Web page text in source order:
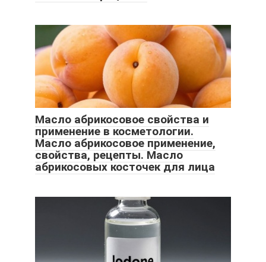
Масло абрикосовое свойства и
применение в косметологии.
Масло абрикосовое применение,
свойства, рецепты. Масло
абрикосовых косточек для лица